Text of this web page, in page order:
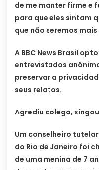
de me manter firme e
para que eles sintam
que não seremos
A BBC News Brasil
entrevistados
preservar a
seus relatos.
Agrediu colega,
Um conselheiro
do Rio de Janeiro foi
de uma menina de 7